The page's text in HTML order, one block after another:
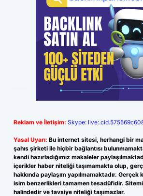
Reklam ve İletişim: Skype:
Yasal Uyarı: Bu internet sitesi, herhangi bir
şahıs şirketi ile hiçbir bağlantısı
kendi hazırladığımız makaleler
içerikler haber niteliği taşımamakta olup,
hakkında paylaşım yapılmamaktadır. Gerçek
isim benzerlikleri tamamen tesadüfidir.
halindedir ve tavsiye niteliği taşımazlar.